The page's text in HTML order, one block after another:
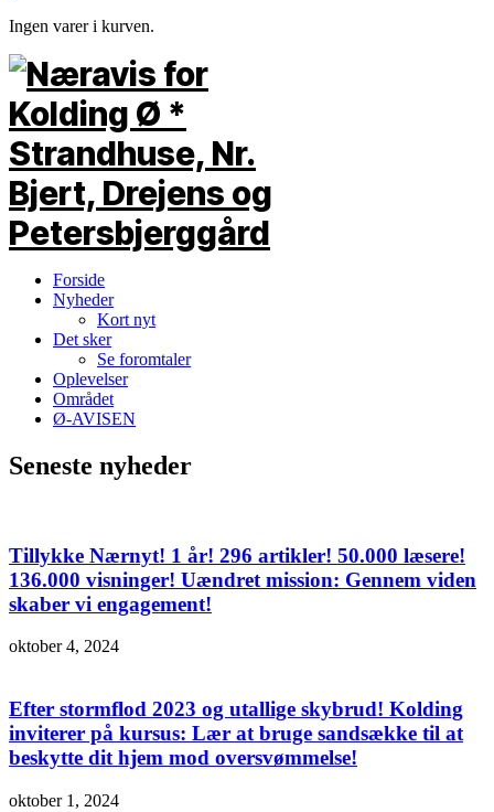
Ingen varer i kurven.
Forside
Nyheder
Kort nyt
Det sker
Se foromtaler
Oplevelser
Området
Ø-AVISEN
Seneste nyheder
Tillykke Nærnyt! 1 år! 296 artikler! 50.000 læsere!
136.000 visninger! Uændret mission: Gennem viden
skaber vi engagement!
oktober 4, 2024
Efter stormflod 2023 og utallige skybrud! Kolding
inviterer på kursus: Lær at bruge sandsække til at
beskytte dit hjem mod oversvømmelse!
oktober 1, 2024